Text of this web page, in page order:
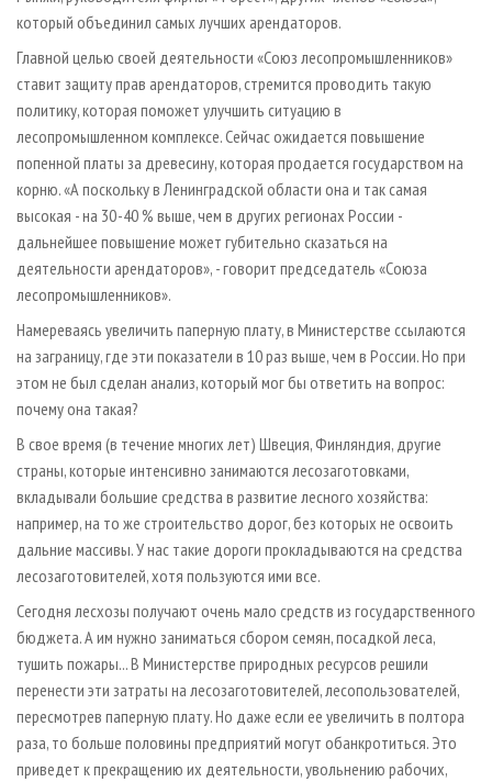
который объединил самых лучших арендаторов.
Главной целью своей деятельности «Союз лесопромышленников»
ставит защиту прав арендаторов, стремится проводить такую
политику, которая поможет улучшить ситуацию в
лесопромышленном комплексе. Сейчас ожидается повышение
попенной платы за древесину, которая продается государством на
корню. «А поскольку в Ленинградской области она и так самая
высокая - на 30 - 40 % выше, чем в других регионах России -
дальнейшее повышение может губительно сказаться на
деятельности арендаторов», - говорит председатель «Союза
лесопромышленников».
Намереваясь увеличить паперную плату, в Министерстве ссылаются
на заграницу, где эти показатели в 10 раз выше, чем в России. Но при
этом не был сделан анализ, который мог бы ответить на вопрос:
почему она такая?
В свое время (в течение многих лет) Швеция, Финляндия, другие
страны, которые интенсивно занимаются лесозаготовками,
вкладывали большие средства в развитие лесного хозяйства:
например, на то же строительство дорог, без которых не освоить
дальние массивы. У нас такие дороги прокладываются на средства
лесозаготовителей, хотя пользуются ими все.
Сегодня лесхозы получают очень мало средств из государственного
бюджета. А им нужно заниматься сбором семян, посадкой леса,
тушить пожары... В Министерстве природных ресурсов решили
перенести эти затраты на лесозаготовителей, лесопользователей,
пересмотрев паперную плату. Но даже если ее увеличить в полтора
раза, то больше половины предприятий могут обанкротиться. Это
приведет к прекращению их деятельности, увольнению рабочих,